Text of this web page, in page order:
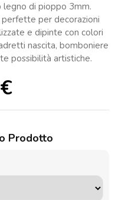
legno di pioppo 3mm.
perfette per decorazioni
e dipinte con colori
nascita, bomboniere
possibilità artistiche.
€
Prodotto